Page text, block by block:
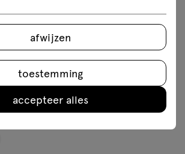
afwijzen
toestemming
accepteer alles